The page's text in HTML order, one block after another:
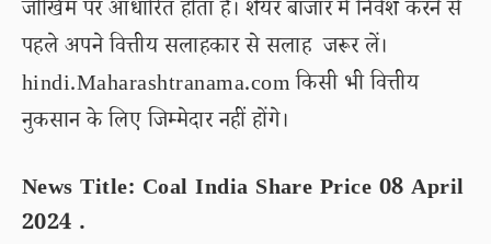
जोखिम पर आधारित होता है। शेयर बाजार में निवेश करने से
पहले अपने वित्तीय सलाहकार से सलाह जरूर लें।
hindi.Maharashtranama.com किसी भी वित्तीय
नुकसान के लिए जिम्मेदार नहीं होंगे।
News Title: Coal India Share Price 08 April
2024 .